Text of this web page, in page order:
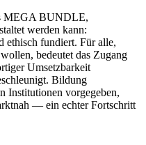
MEGA BUNDLE,
w‬erden kann:
ethisch fundiert. F‬ür alle,
bedeutet d‬as Zugang
Umsetzbarkeit
Bildung
Institutionen vorgegeben,
— e‬in echter Fortschritt